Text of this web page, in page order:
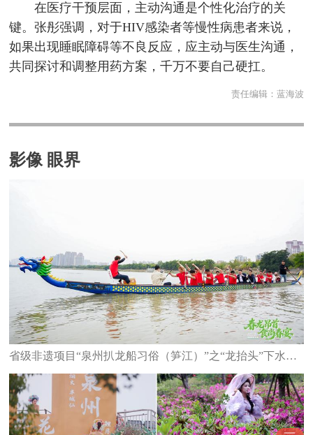
在医疗干预层面，主动沟通是个性化治疗的关
键。张彤强调，对于HIV感染者等慢性病患者来说，
如果出现睡眠障碍等不良反应，应主动与医生沟通，
共同探讨和调整用药方案，千万不要自己硬扛。
责任编辑： 蓝海波
影像 眼界
省级非遗项目“泉州扒龙船习俗（笋江）”之“龙抬头”下水仪式举行